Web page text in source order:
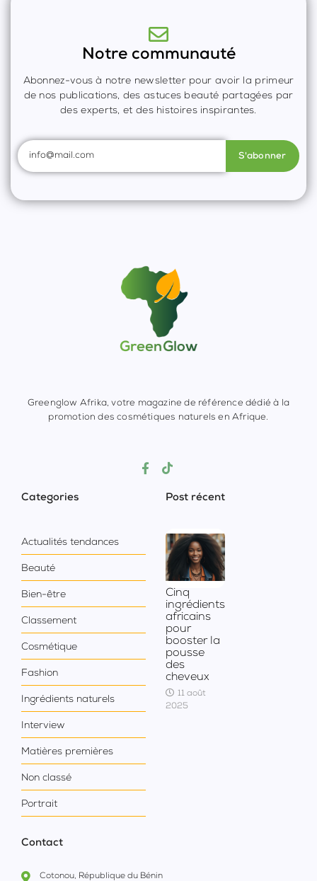
Notre communauté
Abonnez-vous à notre newsletter pour avoir la primeur
de nos publications, des astuces beauté partagées par
des experts, et des histoires inspirantes.
S'abonner
Greenglow Afrika, votre magazine de référence dédié à la
promotion des cosmétiques naturels en Afrique.
Categories
Actualités tendances
Beauté
Bien-être
Classement
Cosmétique
Fashion
Ingrédients naturels
Interview
Matières premières
Non classé
Portrait
Post récent
Cinq
ingrédients
africains
pour
booster la
pousse
des
cheveux
11 août
2025
Contact
Cotonou, République du Bénin